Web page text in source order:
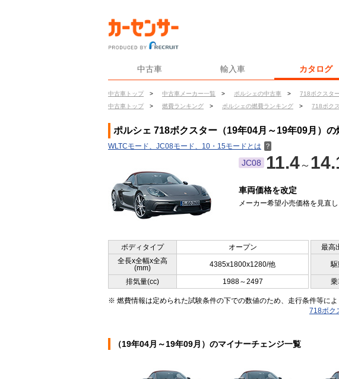
中古車 輸入車 カタログ
中古車トップ > 中古車メーカー一覧 > ポルシェの中古車 > 718ボクスタ
中古車トップ
> 燃費ランキング > ポルシェの燃費ランキング > 718ボク
ポルシェ 718ボクスター（19年04月～19年09月）の
WLTCモード、JC08モード、10・15モードとは ？
JC08 11.4～
車両価格を改定
メーカー希望小売価格を見直
ボディタイプ オープン 最高
全長x全幅x全高
(mm)
4385x1800x1280/他
排気量(cc) 1988～2497 乗
※ 燃費情報は定められた試験条件の下での数値のため、走行条件等によ
718ボク
（19年04月～19年09月）のマイナーチェンジ一覧